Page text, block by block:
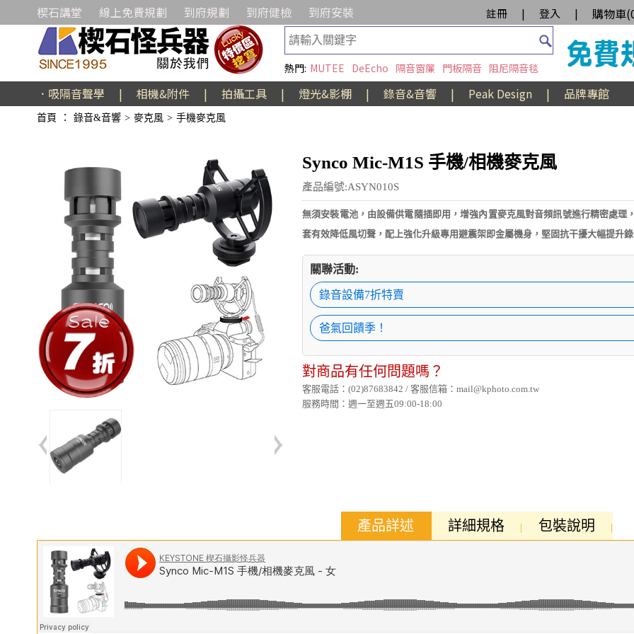
楔石講堂 線上免費規劃 到府規劃 到府健檢 到府安裝 註冊 | 登入 | 購物車(
熱門: MUTEE DeEcho 隔音窗簾 門板隔音 阻尼隔音毯
．吸隔音聲學 | 相機&附件 | 拍攝工具 | 燈光&影棚 | 錄音&音響 | Peak Design | 品牌專館
首頁 ： 錄音&音響 > 麥克風 > 手機麥克風
Synco Mic-M1S 手機/相機麥克風
產品編號:ASYN010S
無須安裝電池，由設備供電隨插即用，增強內置麥克風對音頻訊號進行精密處理
套有效降低風切聲，配上強化升級專用避震架即金屬機身，堅固抗干擾大幅提升
關聯活動:
錄音設備7折特賣
爸氣回饋季！
對商品有任何問題嗎？
客服電話：(02)87683842 / 客服信箱：mail@kphoto.com.tw
服務時間：週一至週五09:00-18:00
產品詳述 詳細規格 包裝說明